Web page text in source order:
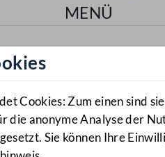
MENÜ
Cookies: Zum einen sind
die anonyme Analyse der
Sie können Ihre